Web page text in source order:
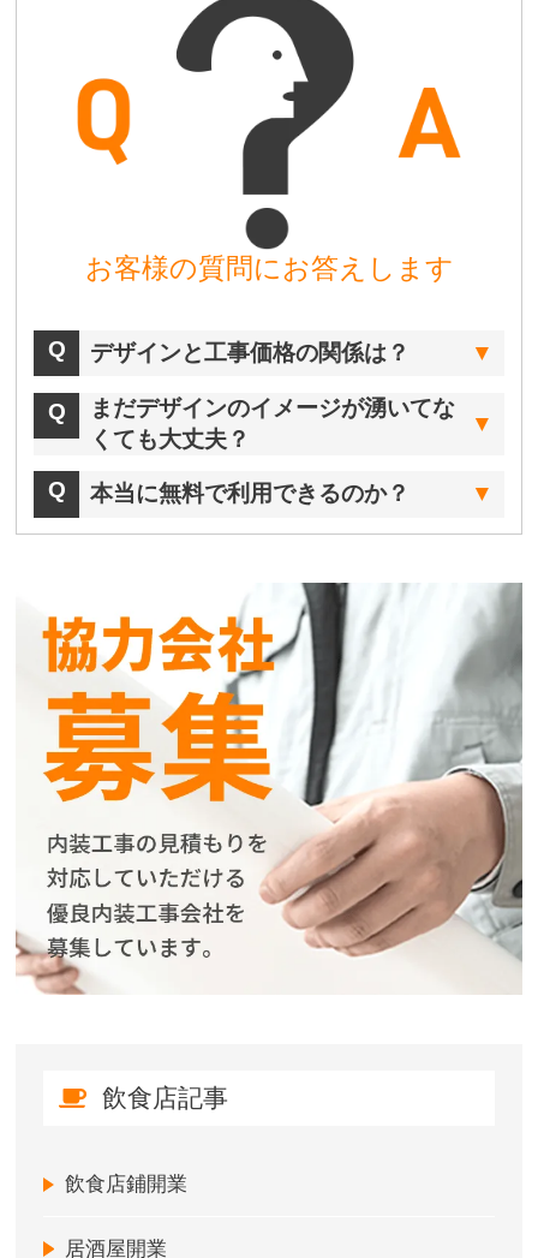
お客様の質問にお答えします
デザインと工事価格の関係は？
まだデザインのイメージが湧いてな
くても大丈夫？
本当に無料で利用できるのか？
飲食店記事
飲食店鋪開業
居酒屋開業